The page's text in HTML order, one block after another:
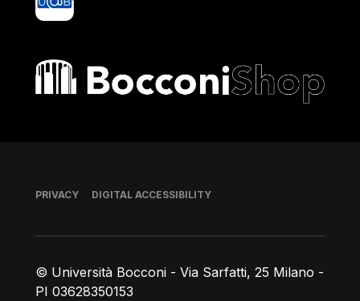
Bocconi shop
© Università Bocconi - Via Sarfatti, 25 Milano -
PI 03628350153
Footer
PRIVACY DIGITAL ACCESSIBILITY